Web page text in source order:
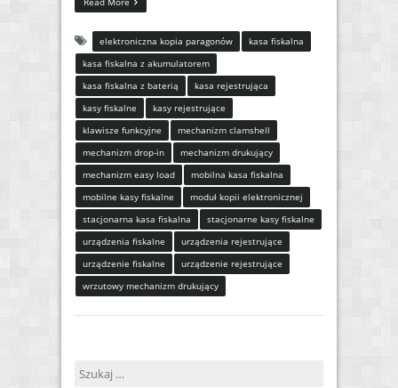
elektroniczna kopia paragonów
kasa fiskalna
kasa fiskalna z akumulatorem
kasa fiskalna z baterią
kasa rejestrująca
kasy fiskalne
kasy rejestrujące
klawisze funkcyjne
mechanizm clamshell
mechanizm drop-in
mechanizm drukujący
mechanizm easy load
mobilna kasa fiskalna
mobilne kasy fiskalne
moduł kopii elektronicznej
stacjonarna kasa fiskalna
stacjonarne kasy fiskalne
urządzenia fiskalne
urządzenia rejestrujące
urządzenie fiskalne
urządzenie rejestrujące
wrzutowy mechanizm drukujący
Szukaj: